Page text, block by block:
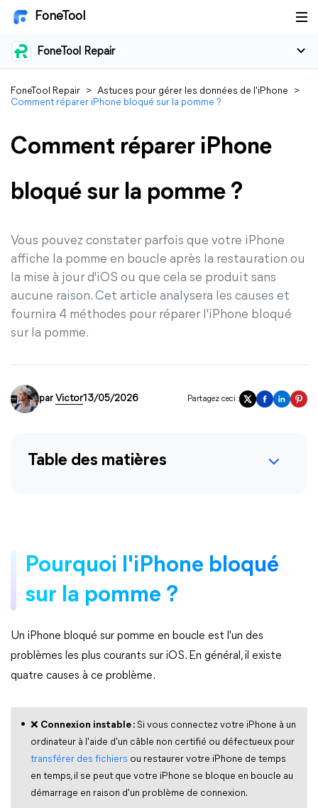
FoneTool
FoneTool Repair
FoneTool Repair > Astuces pour gérer les données de l'iPhone
>
Comment réparer iPhone bloqué sur la pomme ?
Comment réparer iPhone
bloqué sur la pomme ?
Vous pouvez constater parfois que votre iPhone
affiche la pomme en boucle après la restauration ou
la mise à jour d'iOS ou que cela se produit sans
aucune raison. Cet article analysera les causes et
fournira 4 méthodes pour réparer l'iPhone bloqué
sur la pomme.
par Victor13/05/2026 Partagez ceci :
Table des matières
Pourquoi l'iPhone bloqué
sur la pomme ?
Un iPhone bloqué sur pomme en boucle est l'un des
problèmes les plus courants sur iOS. En général, il existe
quatre causes à ce problème.
❌ Connexion instable : Si vous connectez votre iPhone à un
ordinateur à l'aide d'un câble non certifié ou défectueux pour
transférer des fichiers ou restaurer votre iPhone de temps
en temps, il se peut que votre iPhone se bloque en boucle au
démarrage en raison d'un problème de connexion.